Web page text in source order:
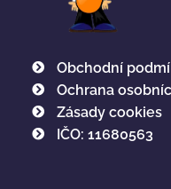
Obchodní
Ochrana
Zásady cookies
IČO: 11680563